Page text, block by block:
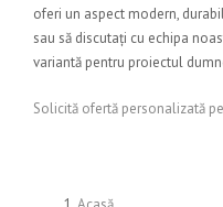
oferi un aspect modern,
sau să discutați cu echipa
variantă pentru proiectul
Solicită ofertă personalizată